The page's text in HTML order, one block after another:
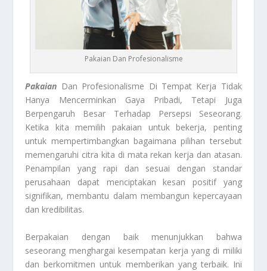
Pakaian Dan Profesionalisme
Pakaian Dan Profesionalisme Di Tempat Kerja Tidak
Hanya Mencerminkan Gaya Pribadi, Tetapi Juga
Berpengaruh Besar Terhadap Persepsi Seseorang.
Ketika kita memilih pakaian untuk bekerja, penting
untuk mempertimbangkan bagaimana pilihan tersebut
memengaruhi citra kita di mata rekan kerja dan atasan.
Penampilan yang rapi dan sesuai dengan standar
perusahaan dapat menciptakan kesan positif yang
signifikan, membantu dalam membangun kepercayaan
dan kredibilitas.
Berpakaian dengan baik menunjukkan bahwa
seseorang menghargai kesempatan kerja yang di miliki
dan berkomitmen untuk memberikan yang terbaik. Ini